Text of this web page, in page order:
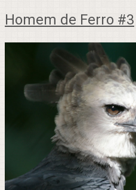
Homem de Ferro #3